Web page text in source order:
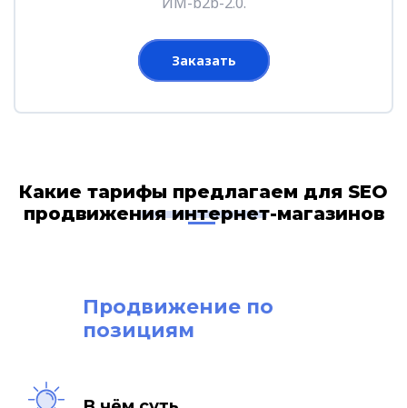
Заказать
Какие тарифы предлагаем для SEO
продвижения интернет-магазинов
Продвижение по
позициям